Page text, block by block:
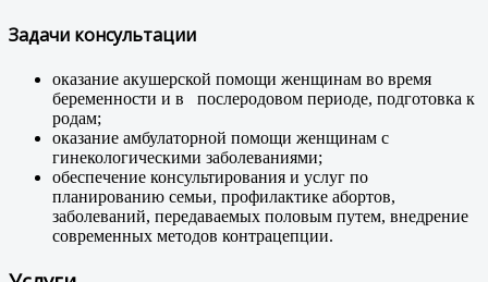
Задачи консультации
оказание акушерской помощи женщинам во время
беременности и в послеродовом периоде, подготовка к
родам;
оказание амбулаторной помощи женщинам с
гинекологическими заболеваниями;
обеспечение консультирования и услуг по
планированию семьи, профилактике абортов,
заболеваний, передаваемых половым путем, внедрение
современных методов контрацепции.